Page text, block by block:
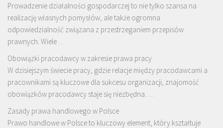
Prowadzenie działalności gospodarczej to nie tylko szansa na
realizację własnych pomysłów, ale także ogromna
odpowiedzialność związana z przestrzeganiem przepisów
prawnych. Wiele …
Obowiązki pracodawcy w zakresie prawa pracy
W dzisiejszym świecie pracy, gdzie relacje między pracodawcami a
pracownikami są kluczowe dla sukcesu organizacji, znajomość
obowiązków pracodawcy staje się niezbędna. …
Zasady prawa handlowego w Polsce
Prawo handlowe w Polsce to kluczowy element, który kształtuje